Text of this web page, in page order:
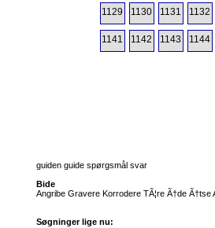
1129 1130 1131 1132
1141 1142 1143 1144
guiden guide spørgsmål svar
Bide
Angribe Gravere Korrodere TÃ¦re Ã†de Ã†tse
Søgninger lige nu: